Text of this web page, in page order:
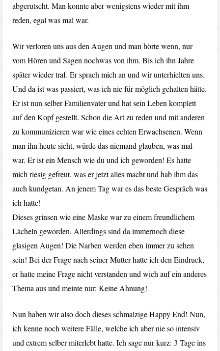
abgerutscht. Man konnte aber wenigstens wieder mit ihm
reden, egal was mal war.
Wir verloren uns aus den Augen und man hörte wenn, nur
vom Hören und Sagen nochwas von ihm. Bis ich ihn Jahre
später wieder traf. Er sprach mich an und wir unterhielten uns.
Und da ist was passiert, was ich nie für möglich gehalten hätte.
Er ist nun selber Familienvater und hat sein Leben komplett
auf den Kopf gestellt. Schon die Art zu reden und mit anderen
zu kommunizieren war wie eines echten Erwachsenen. Wenn
man ihn heute sieht, würde das niemand glauben, was mal
war. Er ist ein Mensch wie du und ich geworden! Es hatte
mich riesig gefreut, was er jetzt alles macht und hab ihm das
auch kundgetan. An jenem Tag war es das beste Gespräch was
ich hatte!
Dieses grinsen wie eine Maske war zu einem freundlichem
Lächeln geworden. Allerdings sind da immernoch diese
glasigen Augen! Die Narben werden eben immer zu sehen
sein! Bei der Frage nach seiner Mutter hatte ich den Eindruck,
er hatte meine Frage nicht verstanden und wich auf ein anderes
Thema aus und meinte nur: Keine Ahnung!
Nun haben wir also doch dieses schmalzige Happy End! Nun,
ich kenne noch weitere Fälle, welche ich aber nie so intensiv
und extrem selber miterlebt hatte. Ich sage nur kurz: 3 Tage ins